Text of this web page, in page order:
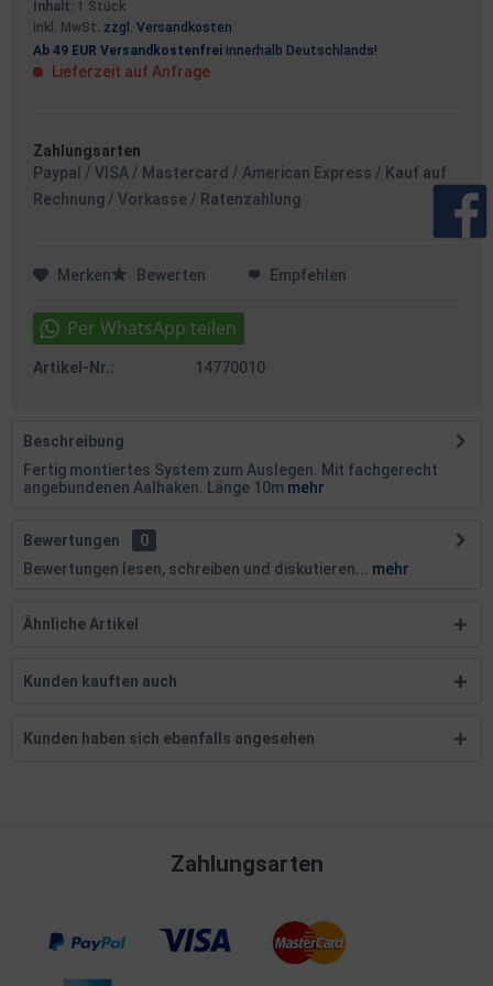
Inhalt: 1 Stück
inkl. MwSt. zzgl. Versandkosten
Ab 49 EUR Versandkostenfrei innerhalb Deutschlands!
Lieferzeit auf Anfrage
Zahlungsarten
Paypal / VISA / Mastercard / American Express / Kauf auf
Rechnung / Vorkasse / Ratenzahlung
Merken Bewerten Empfehlen
Artikel-Nr.: 14770010
Beschreibung
Fertig montiertes System zum Auslegen. Mit fachgerecht
angebundenen Aalhaken. Länge 10m mehr
Bewertungen
0
Bewertungen lesen, schreiben und diskutieren...
mehr
Ähnliche Artikel
Kunden kauften auch
Kunden haben sich ebenfalls angesehen
Zahlungsarten